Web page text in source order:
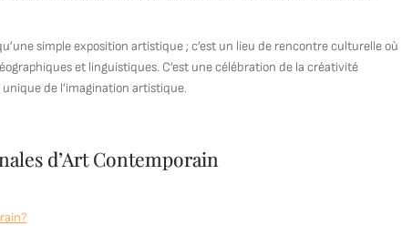
simple exposition artistique ; c’est un lieu de rencontre culturelle où
et linguistiques. C’est une célébration de la créativité
de l’imagination artistique.
d’Art Contemporain